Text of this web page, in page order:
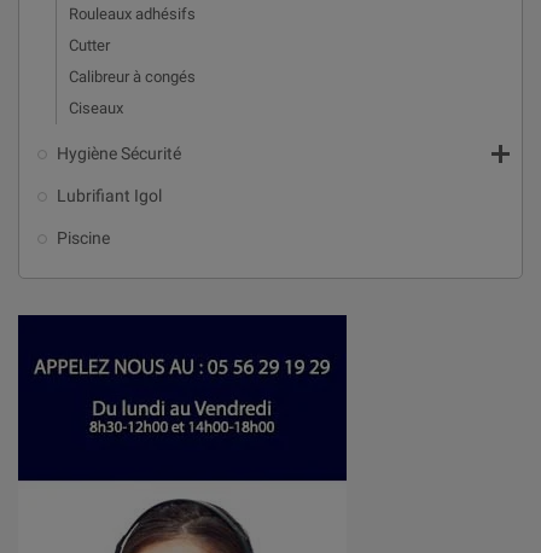
Rouleaux adhésifs
Cutter
Calibreur à congés
Ciseaux
Hygiène Sécurité 
Lubrifiant Igol
Piscine